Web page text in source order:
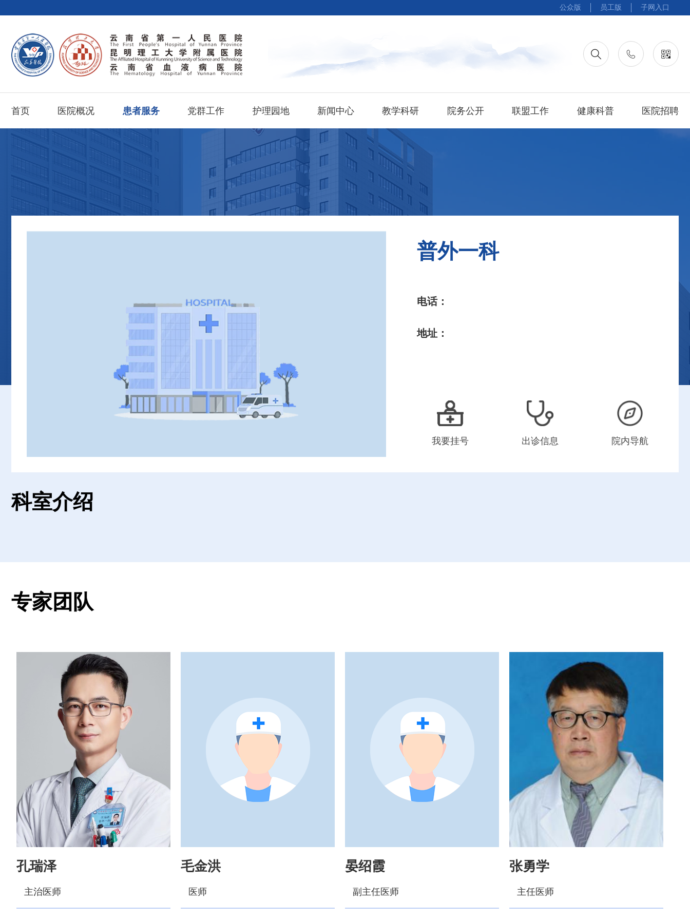
公众版 员工版 子网入口
首页 医院概况 患者服务 党群工作 护理园地 新闻中心 教学科研 院务公开 联盟工作 健康科普 医院招聘
普外一科
电话：
地址：
我要挂号 出诊信息 院内导航
科室介绍
专家团队
孔瑞泽
主治医师
毛金洪
医师
晏绍霞
副主任医师
张勇学
主任医师